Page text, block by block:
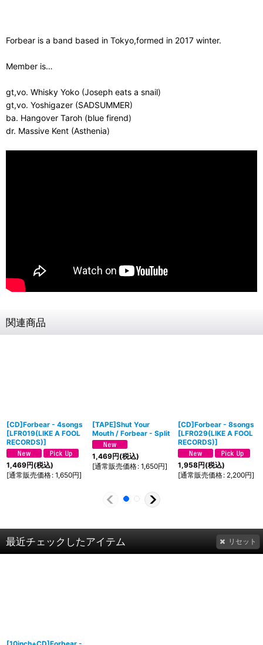
Forbear is a band based in Tokyo,formed in 2017 winter.
Member is…
gt,vo. Whisky Yoko (Joseph eats a snail)
gt,vo. Yoshigazer (SADSUMMER)
ba. Hangover Taroh (blue firend)
dr. Massive Kent (Asthenia)
関連商品
[CD]Forbear - 4songs
[LFR019(LIKE A FOOL
RECORDS)]
1,469円(税込)
[通常販売価格: 1,650円]
[TAPE]Shut Your
Mouth / Forbear - Split
1,469円(税込)
[通常販売価格: 1,650円]
[CD]Forbear - 8songs
[LFR029(LIKE A FOOL
RECORDS)]
1,958円(税込)
[通常販売価格: 2,200円]
最近チェックしたアイテム リセット